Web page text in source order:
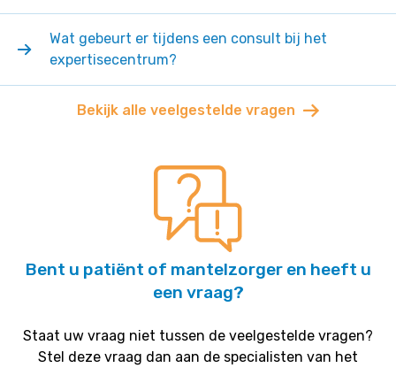
Wat gebeurt er tijdens een consult bij het
expertisecentrum?
Bekijk alle veelgestelde vragen
Bent u patiënt of mantelzorger en heeft u
een vraag?
Staat uw vraag niet tussen de veelgestelde vragen?
Stel deze vraag dan aan de specialisten van het